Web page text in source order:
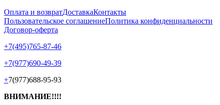
Оплата и возвратДоставкаКонтакты
Пользовательское соглашениеПолитика конфиденциальности
Договор-оферта
+7(495)765-87-46
+7(977)690-49-39
+7(977)688-95-93
ВНИМАНИЕ!!!!